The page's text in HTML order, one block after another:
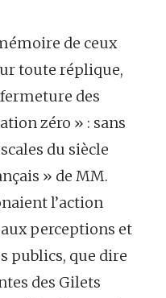
de ceux
toute réplique,
des
zéro » : sans
du siècle
» de MM.
l’action
perceptions et
publics, que dire
des Gilets